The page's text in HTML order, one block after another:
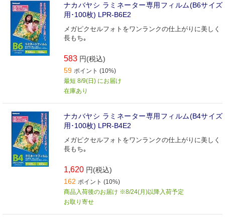
ナカバヤシ ラミネーター専用フィルム(B6サイズ
用･100枚) LPR‐B6E2
メガピクセルフォトをワンランクの仕上がりに美しく
長もち｡
583 円(税込)
59 ポイント (10%)
最短 8/9(日) にお届け
在庫あり
ナカバヤシ ラミネーター専用フィルム(B4サイズ
用･100枚) LPR‐B4E2
メガピクセルフォトをワンランクの仕上がりに美しく
長もち｡
1,620 円(税込)
162 ポイント (10%)
商品入荷後のお届け ※8/24(月)以降入荷予定
お取り寄せ